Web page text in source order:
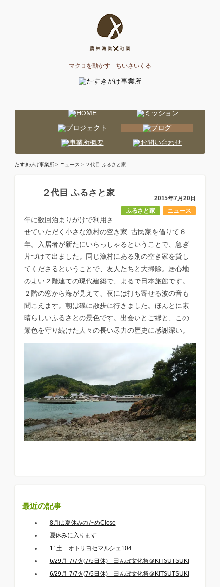
マクロを動かす ちいさいくる
たすきがけ事業所> ニュース > ２代目 ふるさと家
２代目 ふるさと家
2015年7月20日
ニュース
ふるさと家
年に数回泊まりがけで利用さ
せていただく小さな漁村の空き家 古民家を借りて６
年。入居者が新たにいらっしゃるということで、急ぎ
片づけて出ました。同じ漁村にある別の空き家を貸し
てくださるということで、友人たちと大掃除。居心地
のよい２階建ての現代建築で、まるで日本旅館です。
２階の窓から海が見えて、夜には打ち寄せる波の音も
聞こえます。朝は磯に散歩に行きました。ほんとに素
晴らしいふるさとの景色です。出会いとご縁と、この
景色を守り続けた人々の長い尽力の歴史に感謝深い。
最近の記事
8月は夏休みのためClose
夏休みに入ります
11土 オトリヨセマルシェ104
6/29月-7/7火(7/5日休) 田んぼ文化祭＠KITSUTSUKI
6/29月-7/7火(7/5日休) 田んぼ文化祭＠KITSUTSUKI